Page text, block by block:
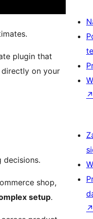
plugin that
directly on your
decisions.
shop,
setup.
↗
↗